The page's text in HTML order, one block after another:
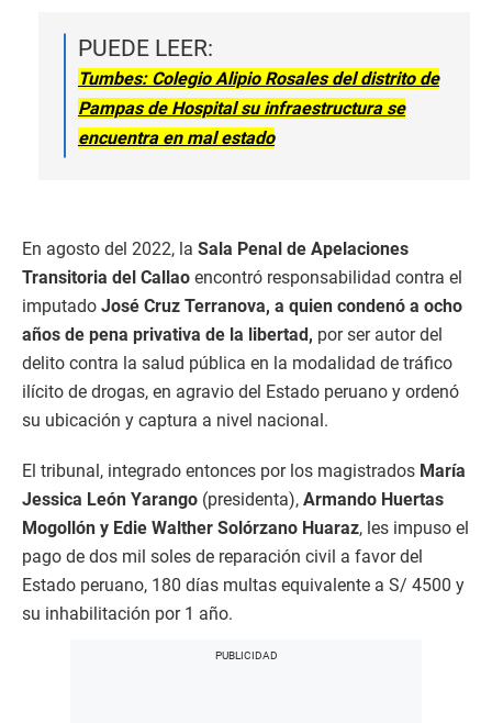
PUEDE LEER:
Tumbes: Colegio Alipio Rosales del distrito de
Pampas de Hospital su infraestructura se
encuentra en mal estado
En agosto del 2022, la Sala Penal de Apelaciones
Transitoria del Callao encontró responsabilidad contra el
imputado José Cruz Terranova, a quien condenó a ocho
años de pena privativa de la libertad, por ser autor del
delito contra la salud pública en la modalidad de tráfico
ilícito de drogas, en agravio del Estado peruano y ordenó
su ubicación y captura a nivel nacional.
El tribunal, integrado entonces por los magistrados María
Jessica León Yarango (presidenta), Armando Huertas
Mogollón y Edie Walther Solórzano Huaraz, les impuso el
pago de dos mil soles de reparación civil a favor del
Estado peruano, 180 días multas equivalente a S/ 4500 y
su inhabilitación por 1 año.